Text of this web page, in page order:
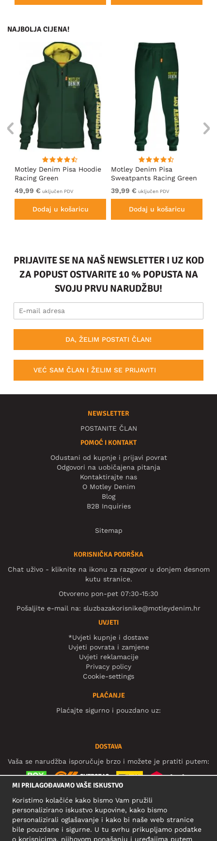
NAJBOLJA CIJENA!
Motley Denim Pisa Hoodie
Racing Green
49,99 € uključen PDV
Dodaj u košaricu
Motley Denim Pisa
Sweatpants Racing Green
39,99 € uključen PDV
Dodaj u košaricu
PRIJAVITE SE NA NAŠ NEWSLETTER I UZ KOD
ZA POPUST OSTVARITE 10 % POPUSTA NA
SVOJU PRVU NARUDŽBU!
DA, ŽELIM POSTATI ČLAN!
VEĆ SAM ČLAN I ŽELIM SE PRIJAVITI
NEWSLETTER
POSTANITE ČLAN
POMOĆ I KONTAKT
Odustani od kupnje i prijavi povrat
Odgovori na uobičajena pitanja
Kontaktirajte nas
O Motley Denim
Blog
B2B Inquiries
Sitemap
KORISNIČKA PODRŠKA
Chat uživo - kliknite na ikonu za razgovor u donjem desnom
kutu stranice.
Otvoreno pon-pet 07:30-15:30
Pošaljite e-mail na: sluzbazakorisnike@motleydenim.hr
UVJETI
*Uvjeti kupnje i dostave
Uvjeti povrata i zamjene
Uvjeti reklamacije
Privacy policy
Cookie-settings
PLAĆANJE
Plaćajte sigurno i pouzdano uz:
DOSTAVA
Vaša se narudžba isporučuje brzo i možete je pratiti putem:
DRUŠTVENE MREŽE
MI PRILAGOĐAVAMO VAŠE ISKUSTVO
Koristimo kolačiće kako bismo Vam pružili
personalizirano iskustvo kupovine, kako bismo
personalizirali oglašavanje i kako bi naše web stranice
bile pouzdane i sigurne. U tu svrhu prikupljamo podatke
o korisnicima, njihovom ponašanju i uređajima putem